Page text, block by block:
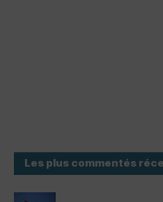
Les plus commentés